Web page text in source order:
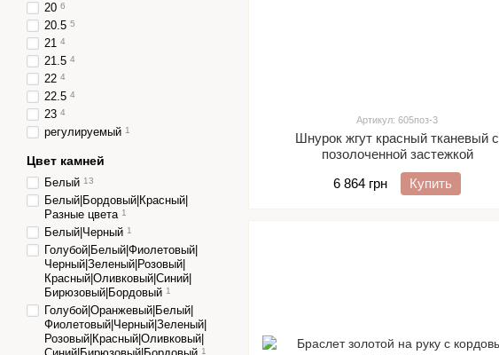
Артикул: 605поз-3
Шнурок жгут красный тканевый с
позолоченной застежкой
6 864 грн
Купить
20 6
20.5 5
21 4
21.5 4
22 4
22.5 4
23 4
регулируемый 1
Цвет камней
Белый 13
Белый|Бордовый|Красный|
Разные цвета 1
Белый|Черный 1
Голубой|Белый|Фиолетовый|
Черный|Зеленый|Розовый|
Красный|Оливковый|Синий|
Бирюзовый|Бордовый 1
Голубой|Оранжевый|Белый|
Фиолетовый|Черный|Зеленый|
Розовый|Красный|Оливковый|
1